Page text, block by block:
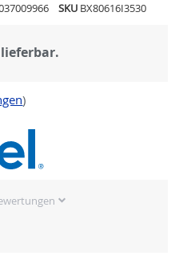
SKU BX80616I3530
)